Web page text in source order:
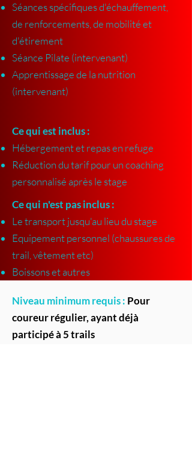
Séances spécifiques d'échauffement,
de renforcements, de mobilité et
d'étirement
Séance Pilate (intervenant)
Apprentissage de la nutrition
(intervenant)
Ce qui est inclus :
Hébergement et repas en refuge
Réduction du tarif pour un coaching
personnalisé après le stage
Ce qui n'est pas inclus :
Le transport jusqu'au lieu du stage
Equipement personnel (chaussures de
trail, vêtement etc)
Boissons et autres
Niveau minimum requis : Pour
coureur régulier, ayant déjà
participé à 5 trails